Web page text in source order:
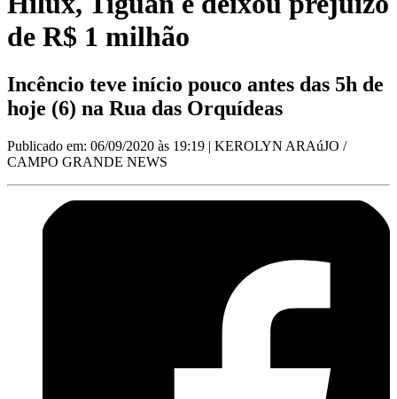
de R$ 1 milhão
Incêncio teve início pouco antes das 5h de
hoje (6) na Rua das Orquídeas
Publicado em: 06/09/2020 às 19:19 | KEROLYN ARAúJO /
CAMPO GRANDE NEWS